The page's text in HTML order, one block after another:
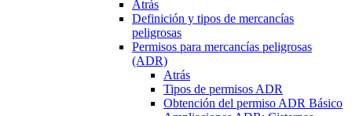
Atrás
Definición y tipos de mercancías
peligrosas
Permisos para mercancías peligrosas
(ADR)
Atrás
Tipos de permisos ADR
Obtención del permiso ADR Básico